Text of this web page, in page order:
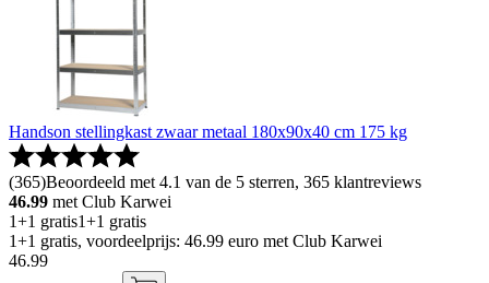
Handson stellingkast zwaar metaal 180x90x40 cm 175 kg
(365)Beoordeeld met 4.1 van de 5 sterren, 365 klantreviews
46.99 met Club Karwei
1+1 gratis1+1 gratis
1+1 gratis, voordeelprijs: 46.99 euro met Club Karwei
46.99